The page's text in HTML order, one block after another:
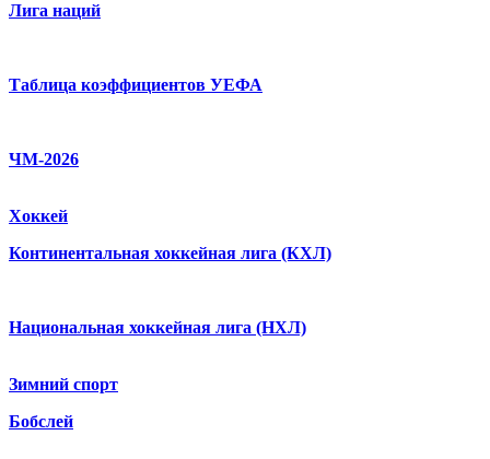
Лига наций
Таблица коэффициентов УЕФА
ЧМ-2026
Хоккей
Континентальная хоккейная лига (КХЛ)
Национальная хоккейная лига (НХЛ)
Зимний спорт
Бобслей